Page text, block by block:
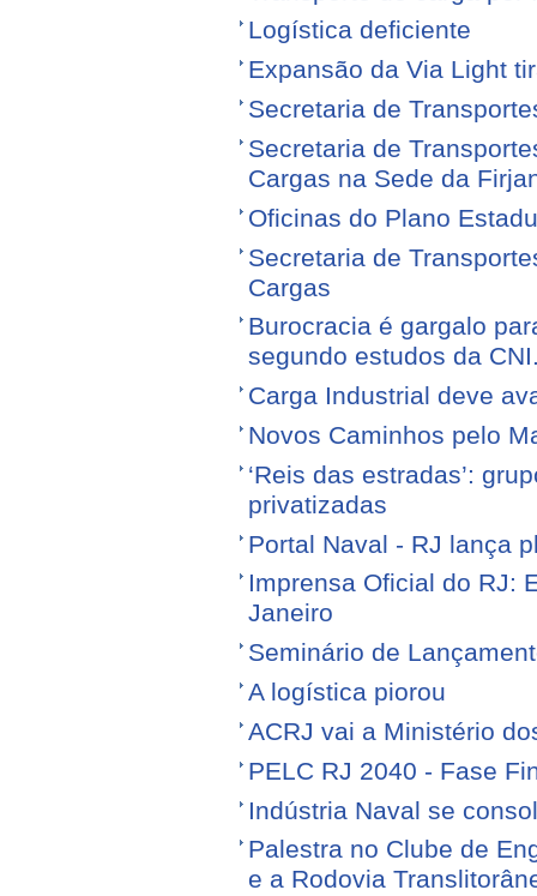
Logística deficiente
Expansão da Via Light
Secretaria de
Secretaria de
Cargas na Sede da
Oficinas do Plano
Secretaria de
Cargas
Burocracia é gargalo
segundo estudos da
Carga Industrial deve
Novos Caminhos pelo
‘Reis das estradas’:
privatizadas
Portal Naval - RJ lança
Imprensa Oficial do RJ:
Janeiro
Seminário de
A logística piorou
ACRJ vai a Ministério
PELC RJ 2040 - Fase
Indústria Naval se
Palestra no Clube de
e a Rodovia